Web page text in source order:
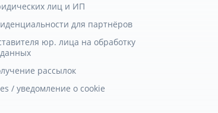
лиц и ИП
для партнёров
юр. лица на обработку
рассылок
/ уведомление о cookie